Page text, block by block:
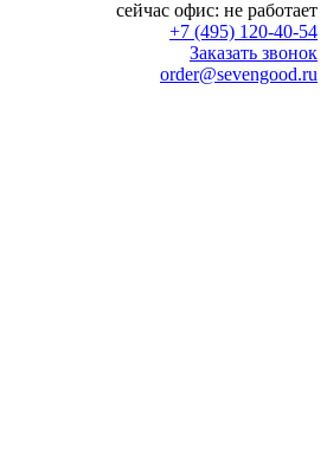
сейчас офис: не работает
+7 (495) 120-40-54
Заказать звонок
order@sevengood.ru